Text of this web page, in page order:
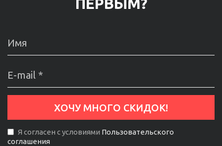
ПЕРВЫМ?
Я согласен с условиями Пользовательского
соглашения